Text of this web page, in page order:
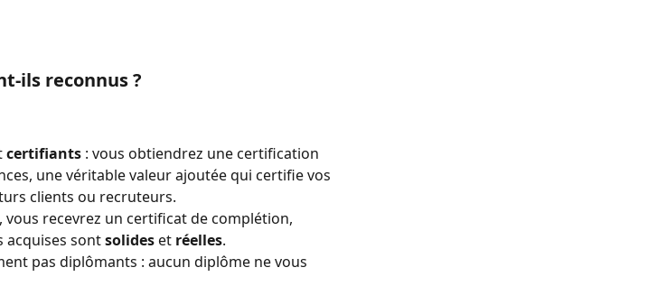
ils reconnus ?
certifiants : vous obtiendrez une certification
une véritable valeur ajoutée qui certifie vos
clients ou recruteurs.
recevrez un certificat de complétion,
acquises sont solides et réelles.
pas diplômants : aucun diplôme ne vous